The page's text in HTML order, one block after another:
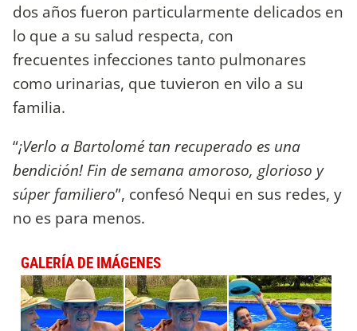
dos años fueron particularmente delicados en
lo que a su salud respecta, con
frecuentes infecciones tanto pulmonares
como urinarias, que tuvieron en vilo a su
familia.
“¡Verlo a Bartolomé tan recuperado es una
bendición! Fin de semana amoroso, glorioso y
súper familiero”, confesó Nequi en sus redes, y
no es para menos.
GALERÍA DE IMÁGENES